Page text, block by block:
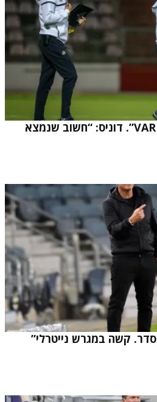
אביטן: “הלוואי ולא יהיה VAR”. דוניס: “חשוב שנמצא
קשה במגרש נייטרלי”